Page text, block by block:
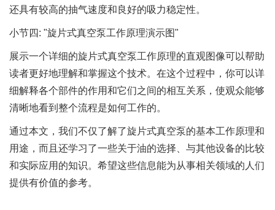
还具有较高的抽气速度和良好的吸力稳定性。
小节四: "旋片式真空泵工作原理演示图"
展示一个详细的旋片式真空泵工作原理的直观图像可以帮助
读者更好地理解和掌握这个技术。在这个过程中，你可以详
细解释各个部件的作用和它们之间的相互关系，使观众能够
清晰地看到整个流程是如何工作的。
通过本文，我们不仅了解了旋片式真空泵的基本工作原理和
用途，而且还学习了一些关于油的选择、与其他设备的比较
和实际应用的知识。希望这些信息能为从事相关领域的人们
提供有价值的参考。